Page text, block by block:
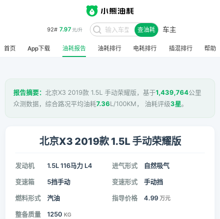
92# 7.97元/升 查油耗 车主
首页 App下载 油耗报告 油耗排行 电耗排行 插混排行 帮助
报告摘要： 北京X3 2019款 1.5L 手动荣耀版，基于1,439,764公里
众测数据，综合路况平均油耗7.36L/100KM， 油耗评级3星。
北京X3 2019款 1.5L 手动荣耀版
发动机 1.5L 116马力 L4 进气形式 自然吸气
变速箱 5挡手动 变速形式 手动挡
燃料形式 汽油 指导价格 4.99 万元
整备质量 1250 KG